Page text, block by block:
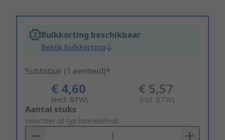
Bulkkorting beschikbaar
Bekijk bulkkorting
Subtotaal (1 eenheid)*
€ 4,60
(excl. BTW)
€ 5,57
(incl. BTW)
Add
to
Basket
Aantal stuks
selecteer of typ hoeveelheid